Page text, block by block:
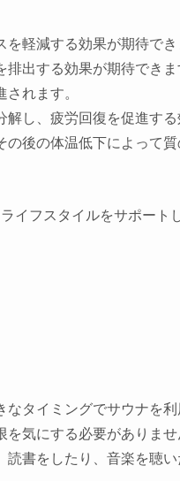
軽減する効果が期待でき
出する効果が期待できま
れます。
し、疲労回復を促進する
後の体温低下によって
イフスタイルをサポート
タイミングでサウナを利
気にする必要がありませ
書をしたり、音楽を聴